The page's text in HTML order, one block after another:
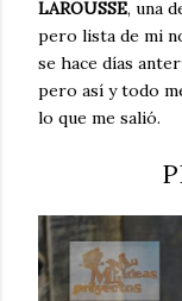
LAROUSSE, una
pero lista de mi
se hace días
pero así y todo
lo que me salió.